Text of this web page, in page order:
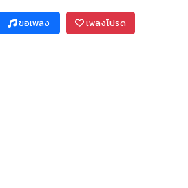
ขอเพลง เพลงโปรด